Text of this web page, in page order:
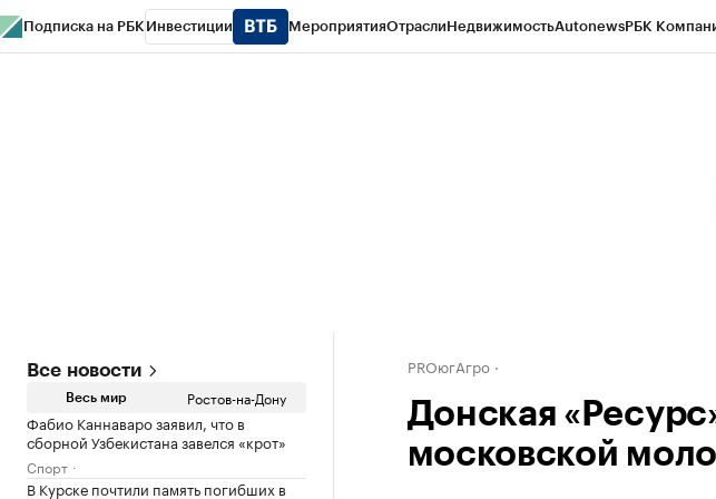
Подписка на РБК Инвестиции МероприятияОтраслиНедвижимостьAutonewsРБК
Все новости
Весь мир Ростов-на-Дону
Фабио Каннаваро заявил, что в
сборной Узбекистана завелся «крот»
Спорт
В Курске почтили память погибших в
PROюгАгро
Донская
московской